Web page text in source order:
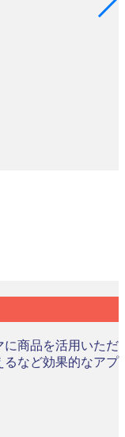
に商品を活用いただ
るなど効果的なアプ